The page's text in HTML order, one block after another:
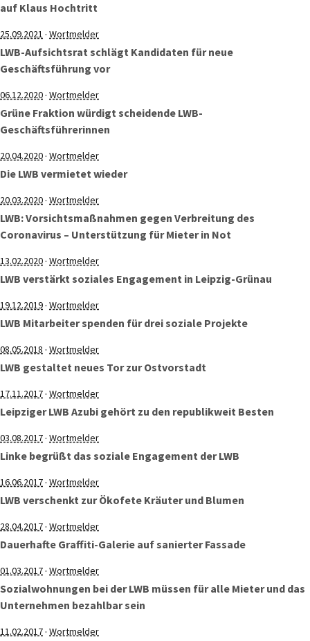
auf Klaus Hochtritt
25.09.2021 · Wortmelder
LWB-Aufsichtsrat schlägt Kandidaten für neue
Geschäftsführung vor
06.12.2020· Wortmelder
Grüne Fraktion würdigt scheidende LWB-
Geschäftsführerinnen
20.04.2020· Wortmelder
Die LWB vermietet wieder
20.03.2020· Wortmelder
LWB: Vorsichtsmaßnahmen gegen Verbreitung des
Coronavirus – Unterstützung für Mieter in Not
13.02.2020· Wortmelder
LWB verstärkt soziales Engagement in Leipzig-Grünau
19.12.2019· Wortmelder
LWB Mitarbeiter spenden für drei soziale Projekte
08.05.2018 · Wortmelder
LWB gestaltet neues Tor zur Ostvorstadt
17.11.2017· Wortmelder
Leipziger LWB Azubi gehört zu den republikweit Besten
03.08.2017· Wortmelder
Linke begrüßt das soziale Engagement der LWB
16.06.2017· Wortmelder
LWB verschenkt zur Ökofete Kräuter und Blumen
28.04.2017· Wortmelder
Dauerhafte Graffiti-Galerie auf sanierter Fassade
01.03.2017· Wortmelder
Sozialwohnungen bei der LWB müssen für alle Mieter und das
Unternehmen bezahlbar sein
11.02.2017· Wortmelder